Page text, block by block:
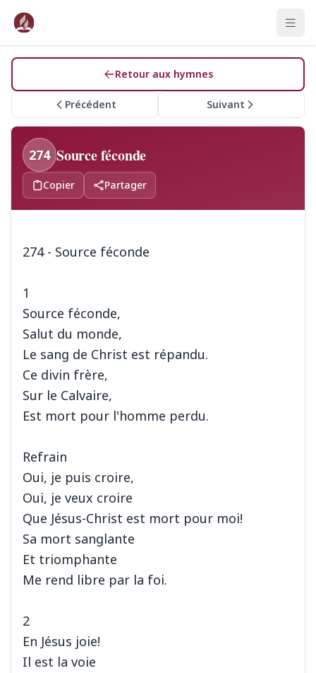
Retour aux hymnes
Précédent Suivant
274 Source féconde
Copier Partager
274 - Source féconde
1
Source féconde,
Salut du monde,
Le sang de Christ est répandu.
Ce divin frère,
Sur le Calvaire,
Est mort pour l'homme perdu.
Refrain
Oui, je puis croire,
Oui, je veux croire
Que Jésus-Christ est mort pour moi!
Sa mort sanglante
Et triomphante
Me rend libre par la foi.
2
En Jésus joie!
Il est la voie